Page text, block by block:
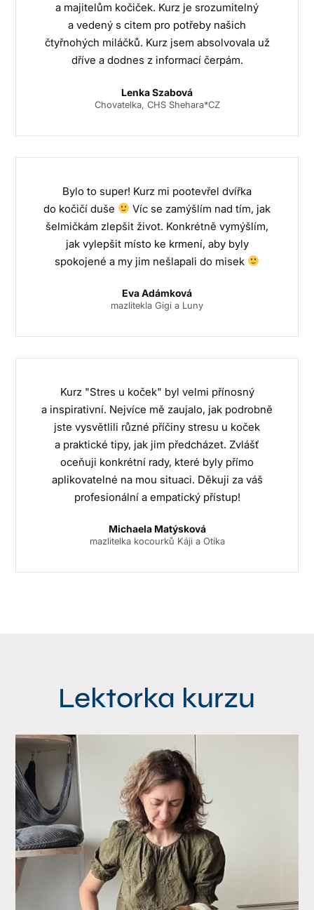
a majitelům kočiček. Kurz je srozumitelný
a vedený s citem pro potřeby našich
čtyřnohých miláčků. Kurz jsem absolvovala už
dříve a dodnes z informací čerpám.
Lenka Szabová
Chovatelka, CHS Shehara*CZ
Bylo to super! Kurz mi pootevřel dvířka
do kočičí duše
Víc se zamýšlím nad tím, jak
šelmičkám zlepšit život. Konkrétně vymýšlím,
jak vylepšit místo ke krmení, aby byly
spokojené a my jim nešlapali do misek
Eva Adámková
mazlitekla Gigi a Luny
Kurz "Stres u koček" byl velmi přínosný
a inspirativní. Nejvíce mě zaujalo, jak podrobně
jste vysvětlili různé příčiny stresu u koček
a praktické tipy, jak jim předcházet. Zvlášť
oceňuji konkrétní rady, které byly přímo
aplikovatelné na mou situaci. Děkuji za váš
profesionální a empatický přístup!
Michaela Matýsková
mazlitelka kocourků Káji a Otíka
Lektorka kurzu